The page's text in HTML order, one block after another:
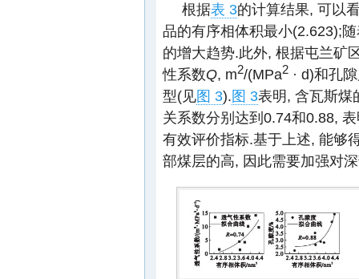
根据表 3的计算结果, 可以
品的有序相体积最小(2.623);
的增大趋势.此外, 根据屯兰矿
性系数Q, m2/(MPa2 · d)和孔
型(见图 3).图 3表明, 含瓦斯煤
关系数分别达到0.74和0.88,
有效评价指标.基于上述, 能够
部煤层的高, 因此需要加强对